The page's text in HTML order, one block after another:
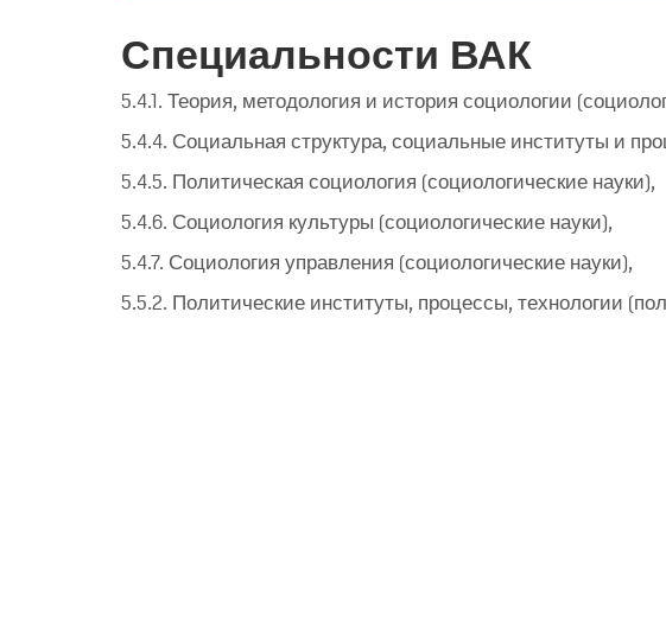
Специальности ВАК
5.4.1. Теория, методология и история социологии
5.4.4. Социальная структура, социальные институты и
5.4.5. Политическая социология (социологические науки),
5.4.6. Социология культуры (социологические науки),
5.4.7. Социология управления (социологические науки),
5.5.2. Политические институты, процессы, технологии